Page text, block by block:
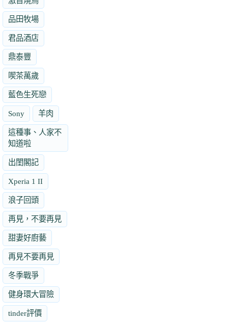
品田牧場
君品酒店
鼎泰豐
喫茶萬歲
藍色生死戀
Sony 羊肉
這種事、人家不
知道啦
出閨閣記
Xperia 1 II
浪子回頭
再見，不要再見
甜妻好廚藝
再見不要再見
冬季戰爭
健身環大冒險
tinder評價